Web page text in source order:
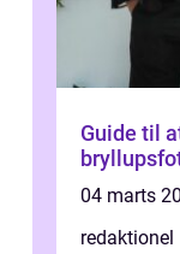
Guide til
04 marts
redaktionel